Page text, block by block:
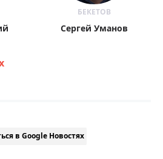
БЕКЕТОВ
Сергей Уманов
в Google Новостях